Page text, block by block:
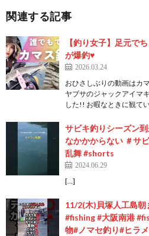
関連する記事
【釣り女子】足元で
が爆釣♥
2026.03.24
おひさしぶりの動画はカ
ヤブサのジャックアイマ
した!! お暇なときに観て
サビキ釣りシーズン
なかかからない ＃サ
乱舞 #shorts
2024.06.29
[…]
11/2(木)貝塚人工島朝
#fishing #大阪南港
物#ノマセ釣り#ヒラ